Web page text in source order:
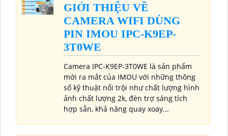
GIỚI THIỆU VỀ
CAMERA WIFI DÙNG
PIN IMOU IPC-K9EP-
3T0WE
Camera IPC-K9EP-3T0WE là sản phẩm
mới ra mắt của IMOU với những thông
số kỹ thuật nổi trội như chất lượng hình
ảnh chất lượng 2k, đèn trợ sáng tích
hợp sẵn, khả năng quay xoay...